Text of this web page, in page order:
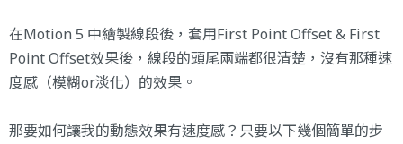
在Motion 5 中繪製線段後，套用First Point Offset & First
Point Offset效果後，線段的頭尾兩端都很清楚，沒有那種速
度感（模糊or淡化）的效果。
那要如何讓我的動態效果有速度感？只要以下幾個簡單的步